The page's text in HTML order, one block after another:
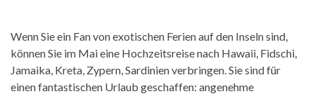
Wenn Sie ein Fan von exotischen Ferien auf den Inseln sind,
können Sie im Mai eine Hochzeitsreise nach Hawaii, Fidschi,
Jamaika, Kreta, Zypern, Sardinien verbringen. Sie sind für
einen fantastischen Urlaub geschaffen: angenehme